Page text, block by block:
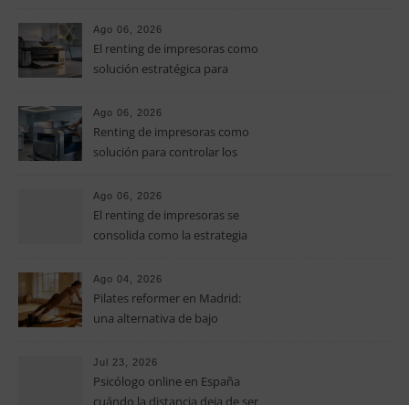
especialidad
Ago 06, 2026
El renting de impresoras como
solución estratégica para
pymes
Ago 06, 2026
Renting de impresoras como
solución para controlar los
pymes
Ago 06, 2026
El renting de impresoras se
consolida como la estrategia
operativos en las pequeñas y
medianas empresas
Ago 04, 2026
Pilates reformer en Madrid:
una alternativa de bajo
fuerza y movilidad
Jul 23, 2026
Psicólogo online en España
cuándo la distancia deja de ser